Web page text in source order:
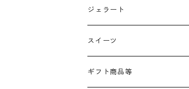
ジェラート
スイーツ
ギフト商品等